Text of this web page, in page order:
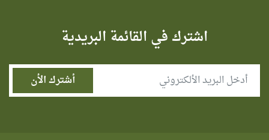
اشترك في القائمة البريدية